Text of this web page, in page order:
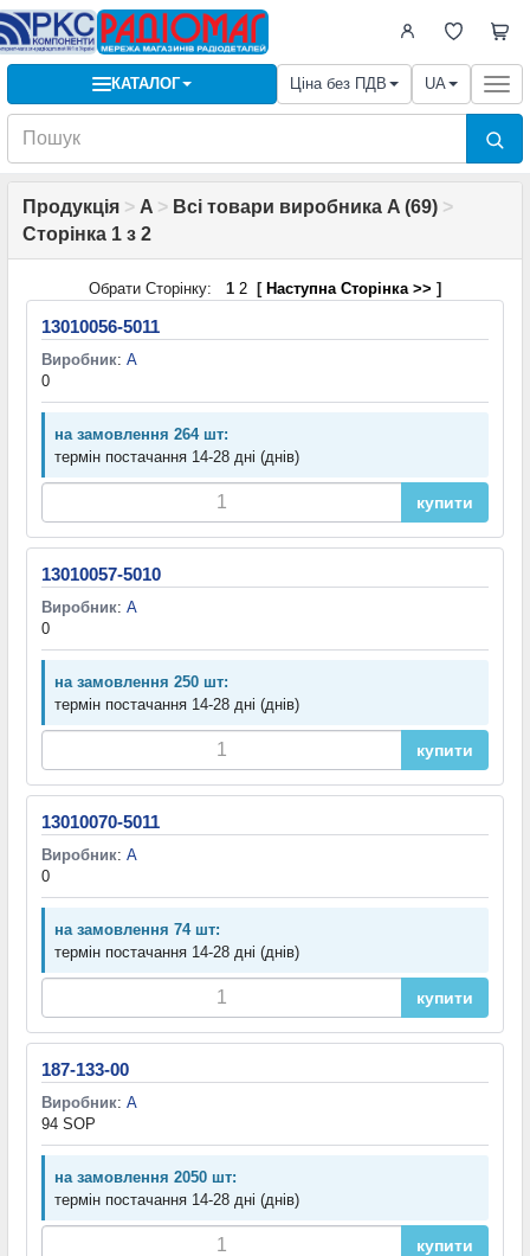
КАТАЛОГ Ціна без ПДВ UA
Продукція > A > Всі товари виробника A (69) >
Сторінка 1 з 2
Обрати Сторінку: 1 2 [ Наступна Сторінка >> ]
13010056-5011
Виробник: A
0
на замовлення 264 шт:
термін постачання 14-28 дні (днів)
купити
13010057-5010
Виробник: A
0
на замовлення 250 шт:
термін постачання 14-28 дні (днів)
купити
13010070-5011
Виробник: A
0
на замовлення 74 шт:
термін постачання 14-28 дні (днів)
купити
187-133-00
Виробник: A
94 SOP
на замовлення 2050 шт:
термін постачання 14-28 дні (днів)
купити